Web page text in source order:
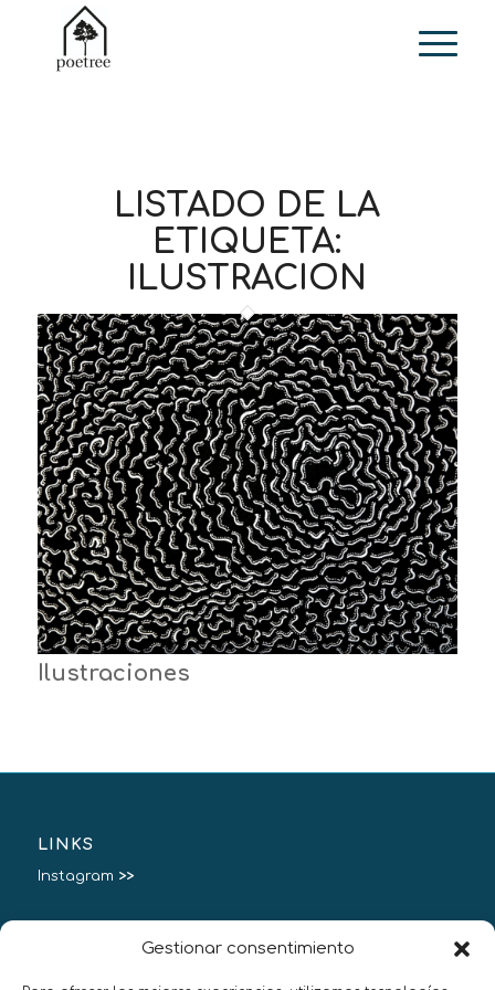
Gestionar consentimiento
LISTADO DE LA
ETIQUETA:
ILUSTRACION
Ilustraciones
LINKS
Instagram >>